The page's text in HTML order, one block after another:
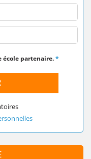
école partenaire.*